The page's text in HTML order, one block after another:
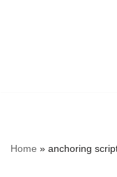
Home » anchoring